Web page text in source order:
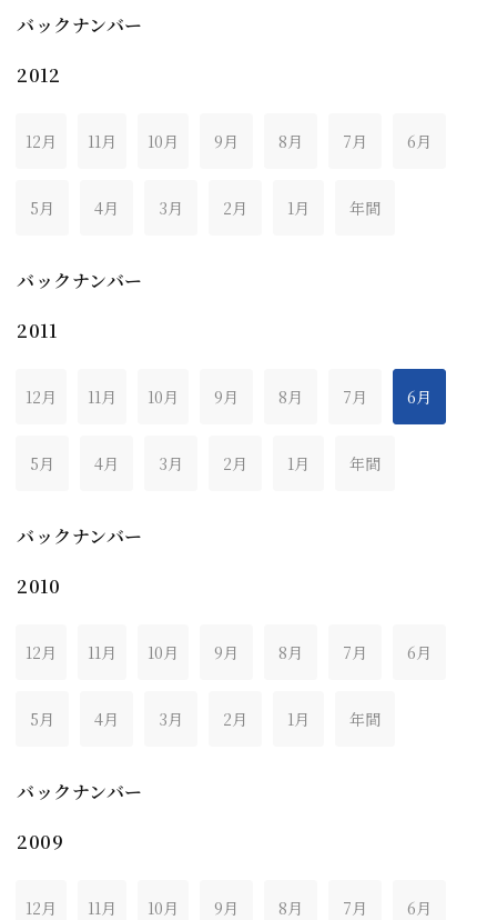
バックナンバー
2012
12月 11月 10月 9月 8月 7月 6月
5月 4月 3月 2月 1月 年間
バックナンバー
2011
12月 11月 10月 9月 8月 7月 6月
5月 4月 3月 2月 1月 年間
バックナンバー
2010
12月 11月 10月 9月 8月 7月 6月
5月 4月 3月 2月 1月 年間
バックナンバー
2009
12月 11月 10月 9月 8月 7月 6月